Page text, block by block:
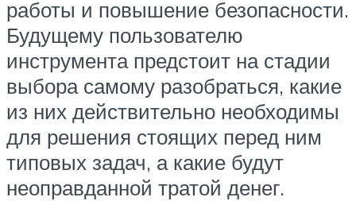
работы и повышение безопасности.
Будущему пользователю
инструмента предстоит на стадии
выбора самому разобраться, какие
из них действительно необходимы
для решения стоящих перед ним
типовых задач, а какие будут
неоправданной тратой денег.